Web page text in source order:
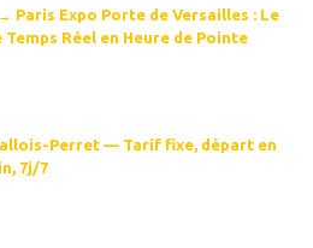
Paris Expo Porte de Versailles : Le
Réel en Heure de Pointe
Perret — Tarif fixe, départ en
7j/7